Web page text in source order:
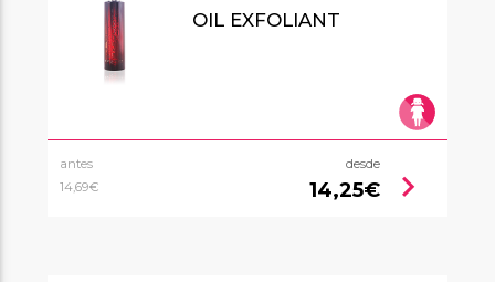
OIL EXFOLIANT
antes
14,69€
desde
14,25€ chevron_right